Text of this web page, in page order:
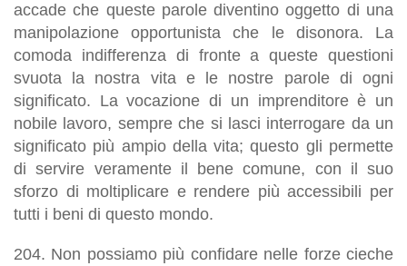
accade che queste parole diventino oggetto di una
manipolazione opportunista che le disonora. La
comoda indifferenza di fronte a queste questioni
svuota la nostra vita e le nostre parole di ogni
significato. La vocazione di un imprenditore è un
nobile lavoro, sempre che si lasci interrogare da un
significato più ampio della vita; questo gli permette
di servire veramente il bene comune, con il suo
sforzo di moltiplicare e rendere più accessibili per
tutti i beni di questo mondo.
204. Non possiamo più confidare nelle forze cieche